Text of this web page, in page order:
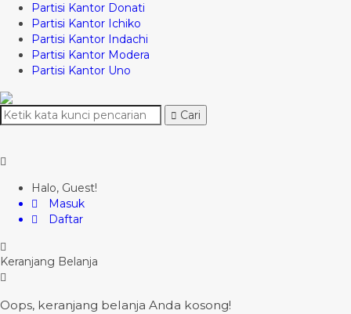
Partisi Kantor Donati
Partisi Kantor Ichiko
Partisi Kantor Indachi
Partisi Kantor Modera
Partisi Kantor Uno
Cari
Halo, Guest!
Masuk
Daftar
Keranjang Belanja
Oops, keranjang belanja Anda kosong!